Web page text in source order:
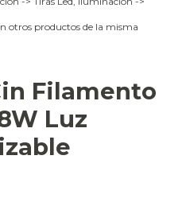
otros productos de la misma
Filamento
Luz